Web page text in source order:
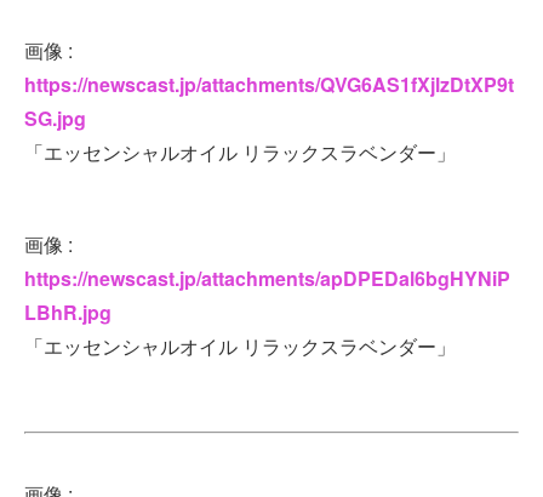
画像 :
https://newscast.jp/attachments/QVG6AS1fXjlzDtXP9t
SG.jpg
「エッセンシャルオイル リラックスラベンダー」
画像 :
https://newscast.jp/attachments/apDPEDal6bgHYNiP
LBhR.jpg
「エッセンシャルオイル リラックスラベンダー」